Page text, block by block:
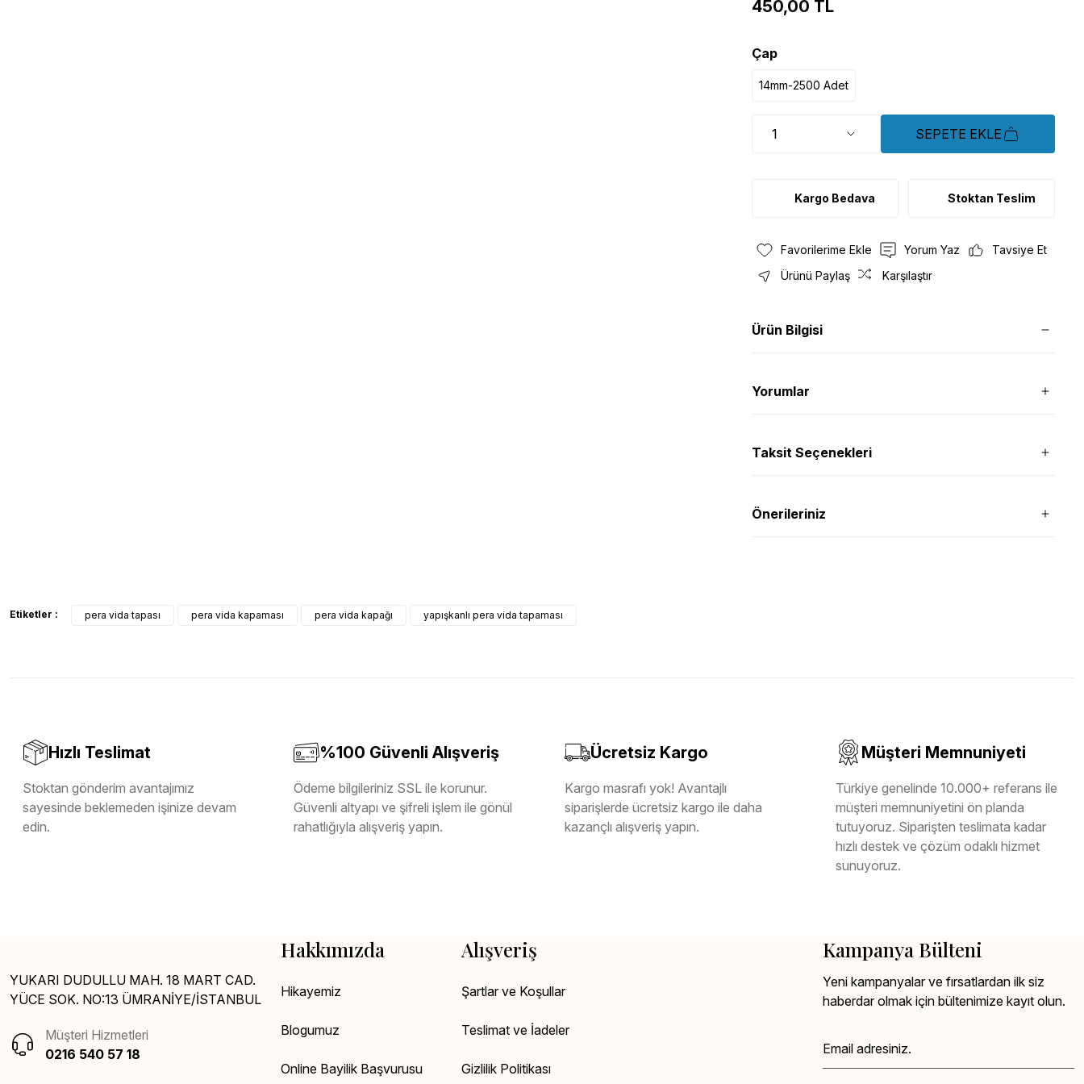
450,00 TL
Çap
14mm-2500 Adet
SEPETE EKLE
Kargo Bedava Stoktan Teslim
Yorum Yaz
Tavsiye Et
Ürünü Paylaş
Karşılaştır
Ürün Bilgisi
Yorumlar
Taksit Seçenekleri
Önerileriniz
Etiketler : pera vida tapası pera vida kapaması pera vida kapağı yapışkanlı pera vida tapaması
Hızlı Teslimat
Stoktan gönderim avantajımız
sayesinde beklemeden işinize devam
edin.
%100 Güvenli Alışveriş
Ödeme bilgileriniz SSL ile korunur.
Güvenli altyapı ve şifreli işlem ile gönül
rahatlığıyla alışveriş yapın.
Ücretsiz Kargo
Kargo masrafı yok! Avantajlı
siparişlerde ücretsiz kargo ile daha
kazançlı alışveriş yapın.
Müşteri Memnuniyeti
Türkiye genelinde 10.000+ referans ile
müşteri memnuniyetini ön planda
tutuyoruz. Siparişten teslimata kadar
hızlı destek ve çözüm odaklı hizmet
sunuyoruz.
YUKARI DUDULLU MAH. 18 MART CAD.
YÜCE SOK. NO:13 ÜMRANİYE/İSTANBUL
Müşteri Hizmetleri
0216 540 57 18
Hakkımızda
Hikayemiz
Blogumuz
Online Bayilik Başvurusu
Alışveriş
Şartlar ve Koşullar
Teslimat ve İadeler
Gizlilik Politikası
Kampanya Bülteni
Yeni kampanyalar ve fırsatlardan ilk siz
haberdar olmak için bültenimize kayıt olun.